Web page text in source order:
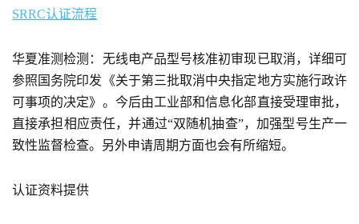
SRRC认证流程
华夏准测检测：无线电产品型号核准初审现已取消，详细可
参照国务院印发《关于第三批取消中央指定地方实施行政许
可事项的决定》。今后由工业部和信息化部直接受理审批，
直接承担相应责任，并通过“双随机抽查”，加强型号生产一
致性监督检查。另外申请周期方面也会有所缩短。
认证资料提供